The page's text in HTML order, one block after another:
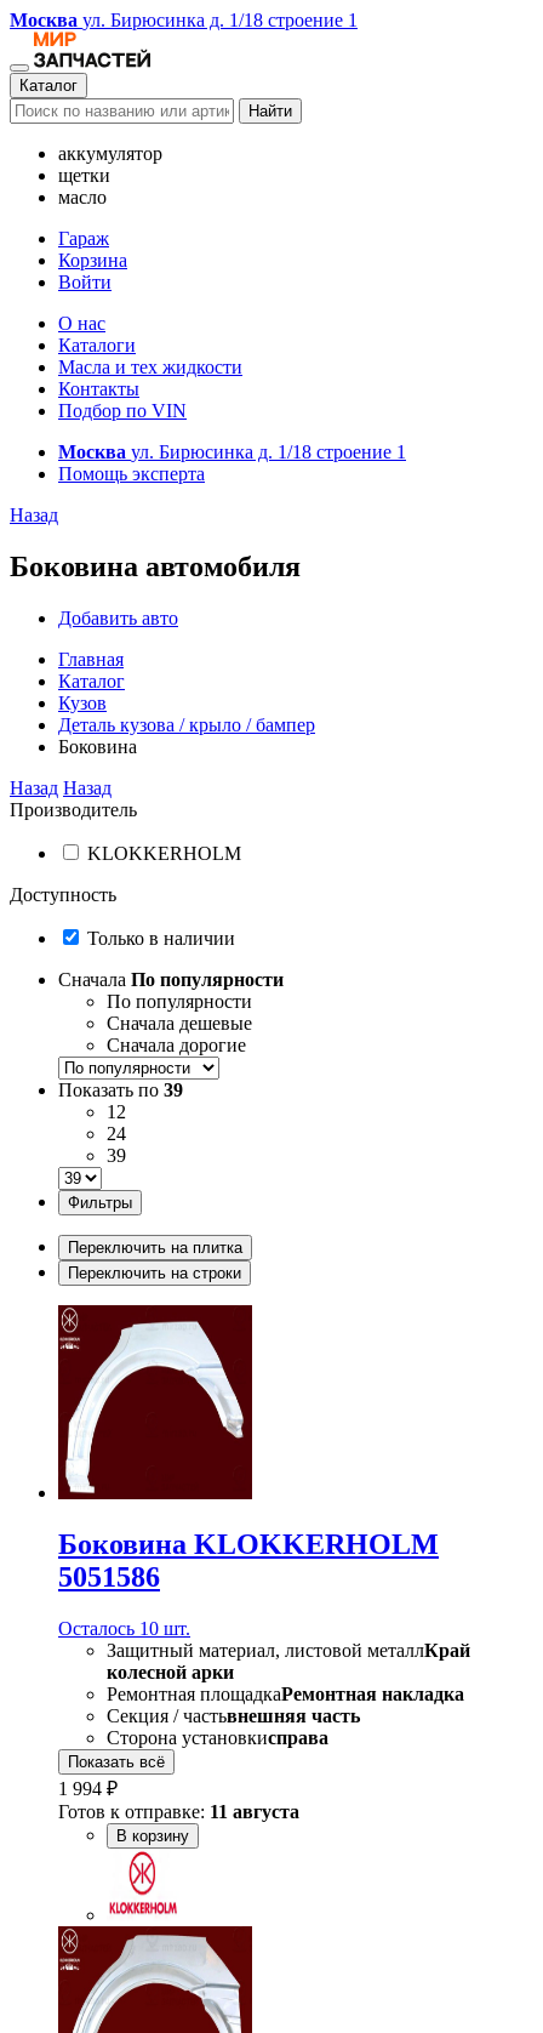
Москва ул. Бирюсинка д. 1/18 строение 1
Каталог
Найти
аккумулятор
щетки
масло
Гараж
Корзина
Войти
О нас
Каталоги
Масла и тех жидкости
Контакты
Подбор по VIN
Москва ул. Бирюсинка д. 1/18 строение 1
Помощь эксперта
Назад
Боковина автомобиля
Добавить авто
Главная
Каталог
Кузов
Деталь кузова / крыло / бампер
Боковина
Назад Назад
Производитель
KLOKKERHOLM
Доступность
Только в наличии
Сначала По популярности
По популярности
Сначала дешевые
Сначала дорогие
Показать по 39
12
24
39
Фильтры
Переключить на плитка
Переключить на строки
Боковина KLOKKERHOLM
5051586
Осталось 10 шт.
Защитный материал, листовой металлКрай
колесной арки
Ремонтная площадкаРемонтная накладка
Секция / частьвнешняя часть
Сторона установкисправа
Показать всё
1 994 ₽
Готов к отправке: 11 августа
В корзину